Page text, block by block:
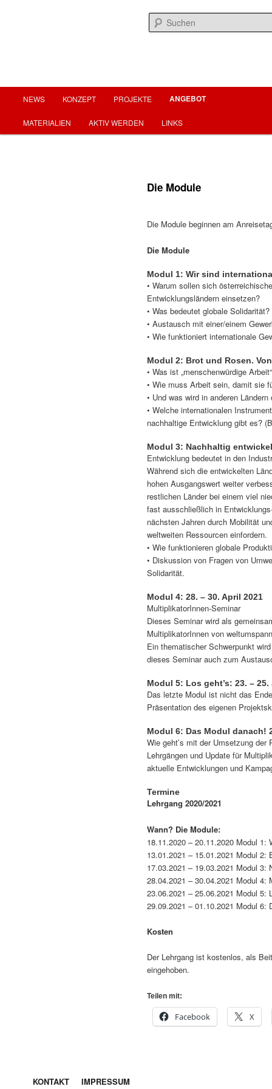
NEWS KONZEPT PROJEKTE ANGEBOT
MATERIALIEN AKTIV WERDEN LINKS
Die Module
Die Module beginnen am
Die Module
Modul 1: Wir sind
• Warum sollen sich
Entwicklungsländern einsetzen?
• Was bedeutet globale
• Austausch mit einer/einem
• Wie funktioniert internationale
Modul 2: Brot und Rosen.
• Was ist „menschenwürdige
• Wie muss Arbeit sein, damit sie
• Und was wird in anderen
• Welche internationalen
nachhaltige Entwicklung gibt es?
Modul 3: Nachhaltig
Entwicklung bedeutet in den
Während sich die entwickelten
hohen Ausgangswert weiter
restlichen Länder bei einem viel
fast ausschließlich in
nächsten Jahren durch Mobilität
weltweiten Ressourcen einfordern.
• Wie funktionieren globale
• Diskussion von Fragen von
Solidarität.
Modul 4: 28. – 30. April 2021
MultiplikatorInnen-Seminar
Dieses Seminar wird als
MultiplikatorInnen von
Ein thematischer Schwerpunkt
dieses Seminar auch zum
Modul 5: Los geht’s: 23. –
Das letzte Modul ist nicht das
Präsentation des eigenen
Modul 6: Das Modul danach!
Wie geht’s mit der Umsetzung
Lehrgängen und Update für
aktuelle Entwicklungen und
Termine
Lehrgang 2020/2021
Wann? Die Module:
18.11.2020 – 20.11.2020 Modul 1:
13.01.2021 – 15.01.2021 Modul 2:
17.03.2021 – 19.03.2021 Modul 3:
28.04.2021 – 30.04.2021 Modul 4:
23.06.2021 – 25.06.2021 Modul 5:
29.09.2021 – 01.10.2021 Modul 6:
Kosten
Der Lehrgang ist kostenlos, als
eingehoben.
Teilen mit:
Facebook X
KONTAKT IMPRESSUM